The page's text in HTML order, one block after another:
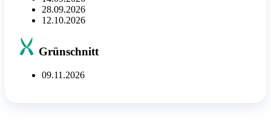
28.09.2026
12.10.2026
Grünschnitt
09.11.2026